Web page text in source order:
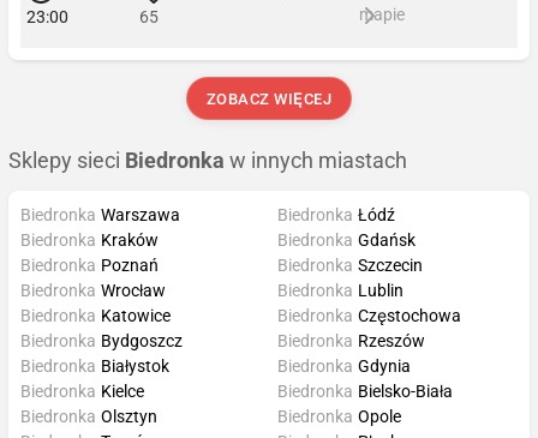
23:00
65
mapie
ZOBACZ WIĘCEJ
Sklepy sieci Biedronka w innych miastach
Biedronka Warszawa
Biedronka Kraków
Biedronka Poznań
Biedronka Wrocław
Biedronka Łódź
Biedronka Gdańsk
Biedronka Szczecin
Biedronka Lublin
Biedronka Katowice
Biedronka Bydgoszcz
Biedronka Białystok
Biedronka Kielce
Biedronka Częstochowa
Biedronka Rzeszów
Biedronka Gdynia
Biedronka Bielsko-Biała
Biedronka Olsztyn
Biedronka Opole